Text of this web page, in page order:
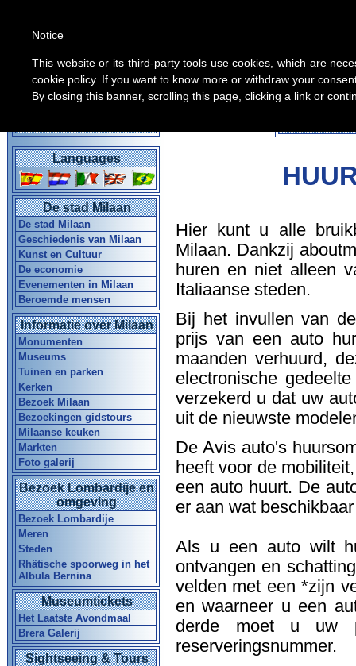
Languages
De stad Milaan
De stad Milaan
Geschiedenis van Milaan
Kunst en Cultuur
De economie
Evenementen in Milaan
Beroemde mensen
Informatie over Milaan
Monumenten
Museums
Tuinen en parken
Kerken
Bezoek Milaan
Bezoekingen gidstours
Milaanse keuken
Markten
Foto galerij
Bezoek Lombardije en
omgeving
Bezoek Lombardije
Meren
Steden
Rhätische spoorweg in het
Albula Bernina
Museumtickets
Het Laatste Avondmaal
Brera Galerij
Sightseeing & Tours
Hier kunt u alle
Milaan. Dankzij
huren en niet alleen
Italiaanse steden.
Bij het invullen van
prijs van een auto
maanden verhuurd,
electronische
verzekerd u dat uw
uit de nieuwste
De Avis auto's
heeft voor de
een auto huurt. De
er aan wat
Als u een auto wilt
ontvangen en
velden met een *zijn
en waarneer u een
derde moet u uw
reserveringsnummer.
Notice
This website or its third-party tools use cookies, which are
cookie policy. If you want to know more or withdraw your
By closing this banner, scrolling this page, clicking a link or